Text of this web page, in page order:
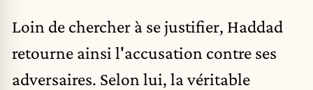
Loin de chercher à se justifier, Haddad
retourne ainsi l'accusation contre ses
adversaires. Selon lui, la véritable